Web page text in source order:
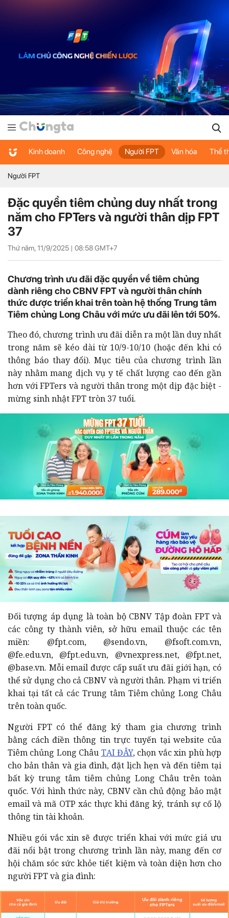
Kinh doanh Công nghệ Người FPT Văn hóa Thể
Người FPT
Đặc quyền tiêm chủng duy nhất trong
năm cho FPTers và người thân dịp FPT
37
Thứ năm, 11/9/2025 | 08:58GMT+7
Chương trình ưu đãi đặc quyền về tiêm chủng
dành riêng cho CBNV FPT và người thân chính
thức được triển khai trên toàn hệ thống Trung tâm
Tiêm chủng Long Châu với mức ưu đãi lên tới 50%.
Theo đó, chương trình ưu đãi diễn ra một lần duy nhất
trong năm sẽ kéo dài từ 10/9-10/10 (hoặc đến khi có
thông báo thay đổi). Mục tiêu của chương trình lần
này nhằm mang dịch vụ y tế chất lượng cao đến gần
hơn với FPTers và người thân trong một dịp đặc biệt -
mừng sinh nhật FPT tròn 37 tuổi.
Đối tượng áp dụng là toàn bộ CBNV Tập đoàn FPT và
các công ty thành viên, sở hữu email thuộc các tên
miền: @fpt.com, @sendo.vn, @fsoft.com.vn,
@fe.edu.vn, @fpt.edu.vn, @vnexpress.net, @fpt.net,
@base.vn. Mỗi email được cấp suất ưu đãi giới hạn, có
thể sử dụng cho cả CBNV và người thân. Phạm vi triển
khai tại tất cả các Trung tâm Tiêm chủng Long Châu
trên toàn quốc.
Người FPT có thể đăng ký tham gia chương trình
bằng cách điền thông tin trực tuyến tại website của
Tiêm chủng Long Châu TẠI ĐÂY, chọn vắc xin phù hợp
cho bản thân và gia đình, đặt lịch hẹn và đến tiêm tại
bất kỳ trung tâm tiêm chủng Long Châu trên toàn
quốc. Với hình thức này, CBNV cần chủ động bảo mật
email và mã OTP xác thực khi đăng ký, tránh sự cố lộ
thông tin tài khoản.
Nhiều gói vắc xin sẽ được triển khai với mức giá ưu
đãi nổi bật trong chương trình lần này, mang đến cơ
hội chăm sóc sức khỏe tiết kiệm và toàn diện hơn cho
người FPT và gia đình: